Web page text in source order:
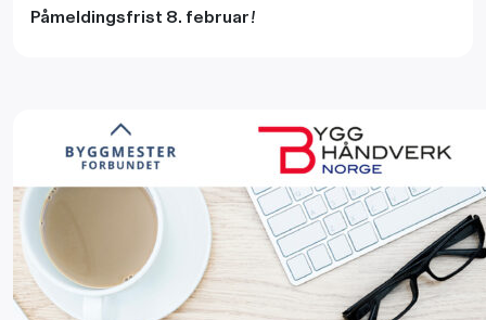
Påmeldingsfrist 8. februar!